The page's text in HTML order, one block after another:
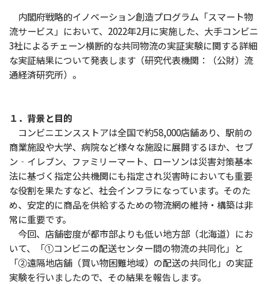
内閣府戦略的イノベーション創造プログラム「スマート物
流サービス」において、2022年2月に実施した、大手コンビニ
3社によるチェーン横断的な共同物流の実証実験に関する詳細
な実証結果について発表します（研究代表機関：（公財）流
通経済研究所）。
１．背景と目的
コンビニエンスストアは全国で約58,000店舗あり、駅前の
商業施設や大学、病院など様々な施設に展開するほか、セブ
ン‐イレブン、ファミリーマート、ローソンは災害対策基本
法に基づく指定公共機関にも指定され災害時においても重要
な役割を果たすなど、社会インフラになっています。そのた
め、安定的に商品を供給するための物流網の維持・構築は非
常に重要です。
今回、店舗密度が都市部よりも低い地方部（北海道）にお
いて、「①コンビニの配送センター間の物流の共同化」と
「②遠隔地店舗（買い物困難地域）の配送の共同化」の実証
実験を行いましたので、その結果を報告します。